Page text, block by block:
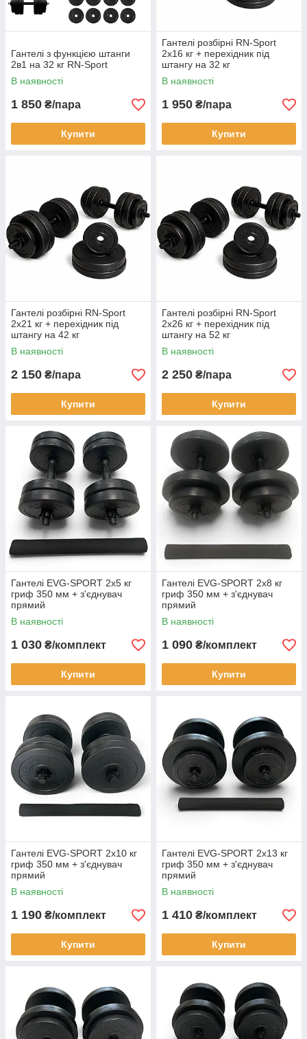
Гантелі з функцією штанги
2в1 на 32 кг RN-Sport
В наявності
1 850 ₴/пара
Купити
Гантелі розбірні RN-Sport
2х16 кг + перехідник під
штангу на 32 кг
В наявності
1 950 ₴/пара
Купити
Гантелі розбірні RN-Sport
2х21 кг + перехідник під
штангу на 42 кг
В наявності
2 150 ₴/пара
Купити
Гантелі розбірні RN-Sport
2х26 кг + перехідник під
штангу на 52 кг
В наявності
2 250 ₴/пара
Купити
Гантелі EVG-SPORT 2х5 кг
гриф 350 мм + з'єднувач
прямий
В наявності
1 030 ₴/комплект
Купити
Гантелі EVG-SPORT 2х8 кг
гриф 350 мм + з'єднувач
прямий
В наявності
1 090 ₴/комплект
Купити
Гантелі EVG-SPORT 2х10 кг
гриф 350 мм + з'єднувач
прямий
В наявності
1 190 ₴/комплект
Купити
Гантелі EVG-SPORT 2х13 кг
гриф 350 мм + з'єднувач
прямий
В наявності
1 410 ₴/комплект
Купити